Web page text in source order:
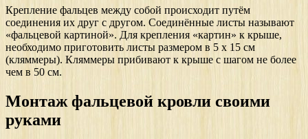
Крепление фальцев между собой происходит путём
соединения их друг с другом. Соединённые листы называют
«фальцевой картиной». Для крепления «картин» к крыше,
необходимо приготовить листы размером в 5 х 15 см
(кляммеры). Кляммеры прибивают к крыше с шагом не более
чем в 50 см.
Монтаж фальцевой кровли своими
руками